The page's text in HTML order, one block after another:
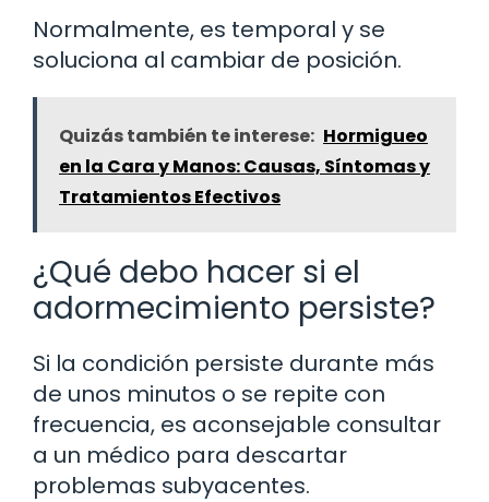
Normalmente, es temporal y se
soluciona al cambiar de posición.
Quizás también te interese: Hormigueo
en la Cara y Manos: Causas, Síntomas y
Tratamientos Efectivos
¿Qué debo hacer si el
adormecimiento persiste?
Si la condición persiste durante más
de unos minutos o se repite con
frecuencia, es aconsejable consultar
a un médico para descartar
problemas subyacentes.